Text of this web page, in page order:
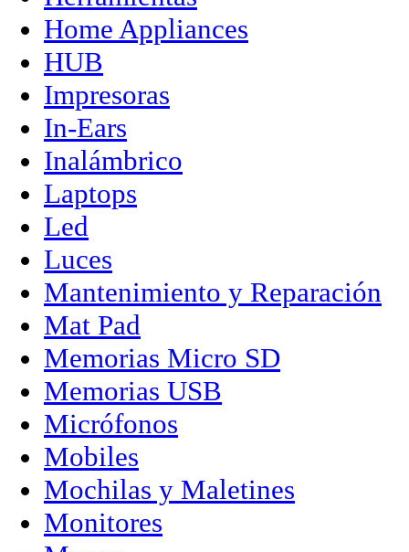
Home Appliances
HUB
Impresoras
In-Ears
Inalámbrico
Laptops
Led
Luces
Mantenimiento y Reparación
Mat Pad
Memorias Micro SD
Memorias USB
Micrófonos
Mobiles
Mochilas y Maletines
Monitores